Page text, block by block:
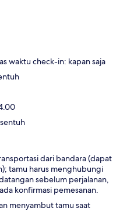
waktu check-in: kapan saja
dari bandara (dapat
tamu harus menghubungi
sebelum perjalanan,
konfirmasi pemesanan.
menyambut tamu saat